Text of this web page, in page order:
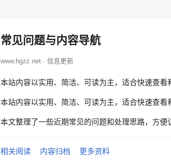
常见问题与内容导航
www.hgzz.net · 信息更新
本站内容以实用、简洁、可读为主，适合快速查看
本站内容以实用、简洁、可读为主，适合快速查看
本文整理了一些近期常见的问题和处理思路，方便
相关阅读 内容归档 更多资料